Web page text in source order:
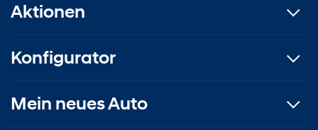
Aktionen
Konfigurator
Mein neues Auto